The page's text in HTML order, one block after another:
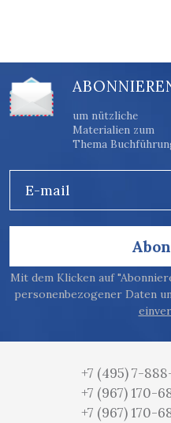
um nützliche
Materialien zum
Thema
E-mail
Mit dem Klicken auf
personenbezogener Daten
+7 (495) 7-
+7 (967) 170-
+7 (967) 170-